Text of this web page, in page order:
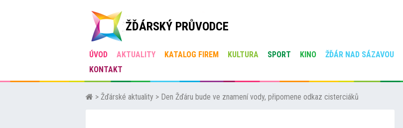
ŽĎÁRSKÝ PRŮVODCE
ÚVOD AKTUALITY KATALOG FIREM KULTURA SPORT KINO ŽĎÁR NAD SÁZAVOU
KONTAKT
> Žďárské aktuality > Den Žďáru bude ve znamení vody, připomene odkaz cisterciáků